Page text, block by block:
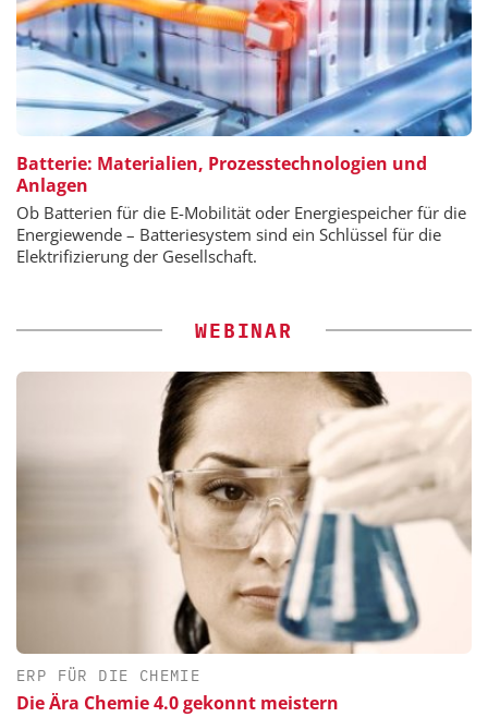
Batterie: Materialien, Prozesstechnologien und
Anlagen
Ob Batterien für die E-Mobilität oder Energiespeicher für die
Energiewende – Batteriesystem sind ein Schlüssel für die
Elektrifizierung der Gesellschaft.
WEBINAR
ERP FÜR DIE CHEMIE
Die Ära Chemie 4.0 gekonnt meistern